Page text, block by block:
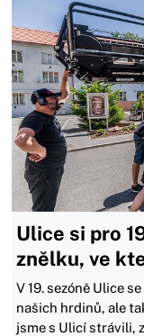
Ulice si pro
znělku, ve
V 19. sezóně Ulice
našich hrdinů, ale
jsme s Ulicí strávili,